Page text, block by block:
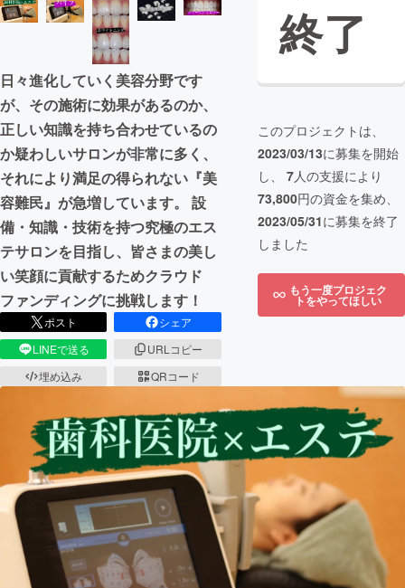
日々進化していく美容分野です
が、その施術に効果があるのか、
正しい知識を持ち合わせているの
か疑わしいサロンが非常に多く、
それにより満足の得られない『美
容難民』が急増しています。 設
備・知識・技術を持つ究極のエス
テサロンを目指し、皆さまの美し
い笑顔に貢献するためクラウド
ファンディングに挑戦します！
ポスト
シェア
LINEで送る
URLコピー
埋め込み
QRコード
終了
このプロジェクトは、
2023/03/13に募集を開始
し、 7人の支援により
73,800円の資金を集め、
2023/05/31に募集を終了
しました
もう一度プロジェク
トをやってほしい